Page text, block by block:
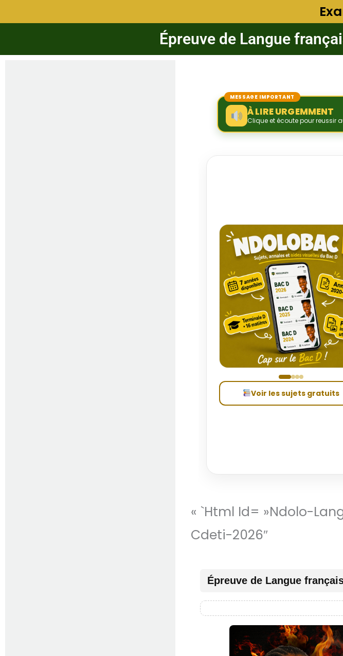
Épreuve de Langue
MESSAGE IMPORTANT
À LIRE URGEMMENT
Clique et écoute pour reussir
Voir les sujets gratuits
« `html Id= »ndolo-
Cdeti-2026″
Épreuve de Langue